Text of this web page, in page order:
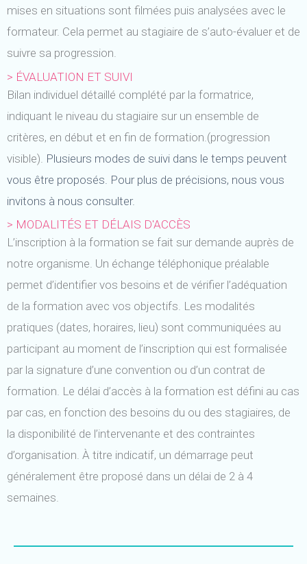
mises en situations sont filmées puis analysées avec le
formateur. Cela permet au stagiaire de s’auto-évaluer et de
suivre sa progression.
> ÉVALUATION ET SUIVI
Bilan individuel détaillé complété par la formatrice,
indiquant le niveau du stagiaire sur un ensemble de
critères, en début et en fin de formation.(progression
visible). Plusieurs modes de suivi dans le temps peuvent
vous être proposés. Pour plus de précisions, nous vous
invitons à nous consulter.
> MODALITÉS ET DÉLAIS D'ACCÈS
L’inscription à la formation se fait sur demande auprès de
notre organisme. Un échange téléphonique préalable
permet d’identifier vos besoins et de vérifier l’adéquation
de la formation avec vos objectifs. Les modalités
pratiques (dates, horaires, lieu) sont communiquées au
participant au moment de l’inscription qui est formalisée
par la signature d’une convention ou d’un contrat de
formation. Le délai d’accès à la formation est défini au cas
par cas, en fonction des besoins du ou des stagiaires, de
la disponibilité de l’intervenante et des contraintes
d’organisation. À titre indicatif, un démarrage peut
généralement être proposé dans un délai de 2 à 4
semaines.